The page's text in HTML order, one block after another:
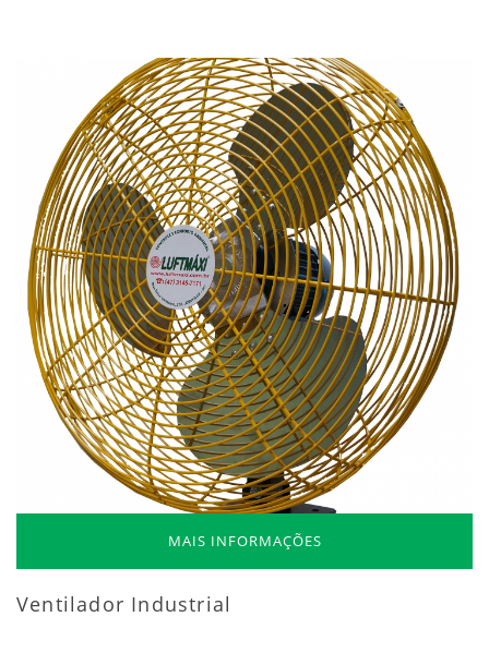
MAIS INFORMAÇÕES
Ventilador Industrial